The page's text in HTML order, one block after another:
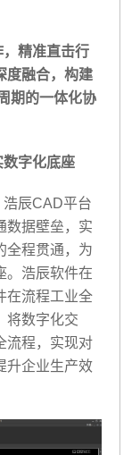
精准直击行
度融合，构建
期的一体化协
字化底座
辰CAD平台
数据壁垒，实
全程贯通，为
。浩辰软件在
在流程工业全
将数字化交
流程，实现对
升企业生产效